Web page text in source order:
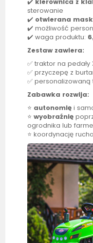
sterowanie
✔️ otwierana
✔️ możliwość
✔️ waga produktu:
Zestaw zawiera:
✅traktor na
✅ przyczepę z
✅ personalizowaną
Zabawka rozwija:
⭐ autonomię i
⭐wyobraźnię
ogrodnika lub
⭐ koordynację